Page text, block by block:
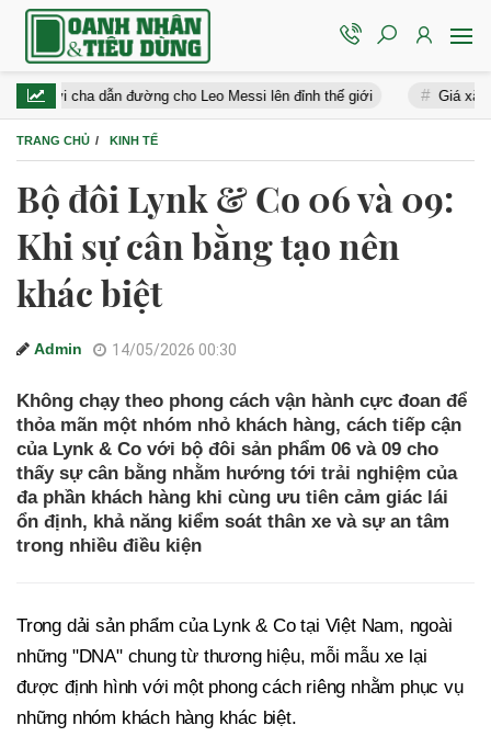
cha dẫn đường cho Leo Messi lên đỉnh thế giới Giá xăng dầu
TRANG CHỦ KINH TẾ
Bộ đôi Lynk & Co 06 và 09:
Khi sự cân bằng tạo nên
khác biệt
Admin 14/05/2026 00:30
Không chạy theo phong cách vận hành cực đoan để
thỏa mãn một nhóm nhỏ khách hàng, cách tiếp cận
của Lynk & Co với bộ đôi sản phẩm 06 và 09 cho
thấy sự cân bằng nhằm hướng tới trải nghiệm của
đa phần khách hàng khi cùng ưu tiên cảm giác lái
ổn định, khả năng kiểm soát thân xe và sự an tâm
trong nhiều điều kiện
Trong dải sản phẩm của Lynk & Co tại Việt Nam, ngoài
những "DNA" chung từ thương hiệu, mỗi mẫu xe lại
được định hình với một phong cách riêng nhằm phục vụ
những nhóm khách hàng khác biệt.